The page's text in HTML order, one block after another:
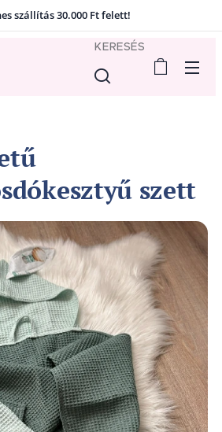
szállítás 30.000 Ft felett!
KERESÉS
szett